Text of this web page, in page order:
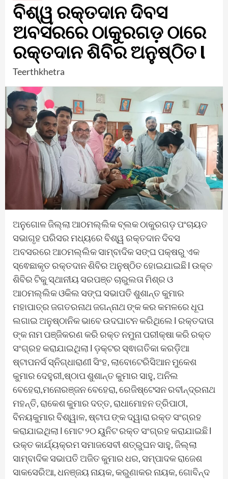
ବିଶ୍ୱ ରକ୍ତଦାନ ଦିବସ
ଅବସରରେ ଠାକୁରଗଡ଼ ଠାରେ
ରକ୍ତଦାନ ଶିବିର ଅନୁଷ୍ଠିତ l
Teerthkhetra
ଅନୁଗୋଳ ଜିଲ୍ଲା ଆଠମଲ୍ଲିକ ବ୍ଲକ ଠାକୁରଗଡ଼ ପଂଚାୟତ
ସଭାଗୃହ ପରିସର ମଧ୍ୟରେ ବିଶ୍ୱ ରକ୍ତଦାନ ଦିବସ
ଅବସରରେ ଆଠମଲ୍ଲିକ ସାମ୍ବାଦିକ ସଙ୍ଘ ପକ୍ଷରୁ ଏକ
ସ୍ଵେଛାକୃତ ରକ୍ତଦାନ ଶିବିର ଅନୁଷ୍ଠିତ ହୋଇଯାଇଛି l ଉକ୍ତ
ଶିବିର ଟିକୁ ସ୍ଥାନୀୟ ସରପଞ୍ଚ ଚାରୁଲତା ମିଶ୍ର ଓ
ଆଠମଲ୍ଲିକ ଓକିଲ ସଙ୍ଘ ସଭାପତି ଶୁଶାନ୍ତ କୁମାର
ମହାପାତ୍ର ଜଗତରନାଥ ଜଗନ୍ନାଥ ଙ୍କ କର କମଳରେ ଧୂପ
ଲଗାଇ ଅନୁଷ୍ଠାନିକ ଭାବେ ଉଦଘାଟନ କରିଥିଲେ l ରକ୍ତଦାତା
ଙ୍କ ନାମ ପଞ୍ଜିକରଣ କରି ରକ୍ତ ନମୁନା ପରୀକ୍ଷା କରି ରକ୍ତ
ସଂଗ୍ରହ କରାଯାଇଥିଲା l ଡ଼କ୍ଟର ସ୍ଵାଗତିକା କରଡ଼ିଆ
ଷ୍ଟାପନର୍ସ ସ୍ନିଗ୍ଧାରାଣୀ ସିଂହ, ଲାବୋଟେରିସିଆନ ମୁକେଶ
କୁମାର ଦେହୁରୀ,ଷ୍ଠାପ ଶୁଶାନ୍ତ କୁମାର ସାହୁ, ଅନିଲ
ବେହେରା,ମନୋରଞ୍ଜନ ବେହେରା, ରେଜିଷ୍ଟେସନ ରବୀନ୍ଦ୍ରନାଥ
ମହନ୍ତି, ରାକେଶ କୁମାର ଦତ୍ତ, ରାଧାମୋହନ ତ୍ରିପାଠୀ,
ବିନୟକୁମାର ବିଶ୍ୱାଳ, ଷ୍ଟାପ ଙ୍କ ଦ୍ୱାରା ରକ୍ତ ସଂଗ୍ରହ
କରାଯାଇଥିଲା l ମୋଟ ୨୦ ୟୁନିଟ ରକ୍ତ ସଂଗ୍ରହ କରାଯାଇଛି l
ଉକ୍ତ କାର୍ଯ୍ୟକ୍ରମ ସମାଜସେବୀ ଶତ୍ରୁଘନ ସାହୁ, ଜିଲ୍ଲା
ସାମ୍ବାଦିକ ସଭାପତି ଅଜିତ କୁମାର ଧର, ସମ୍ପାଦକ ରାଜେଶ
ସାକସେରିଆ, ଧନଞ୍ଜୟ ନାୟକ, କରୁଣାକର ନାୟକ, ଗୋବିନ୍ଦ